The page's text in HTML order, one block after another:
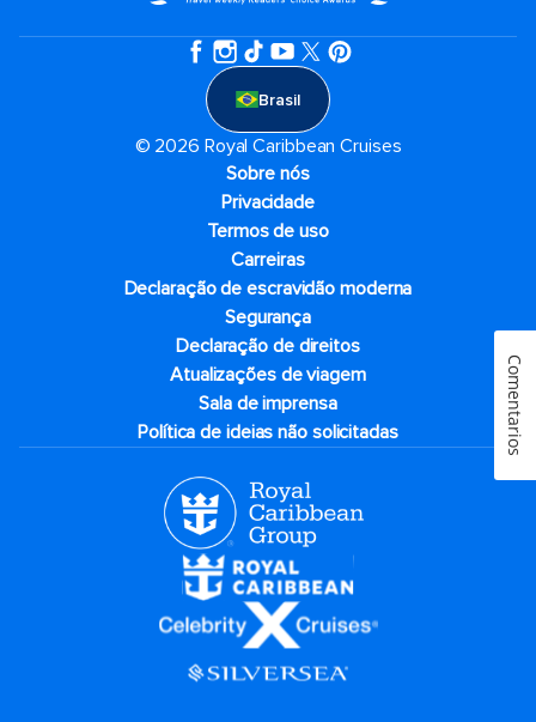
Brasil
© 2026 Royal Caribbean Cruises
Sobre nós
Privacidade
Termos de uso
Carreiras
Declaração de escravidão moderna
Segurança
Declaração de direitos
Atualizações de viagem
Sala de imprensa
Política de ideias não solicitadas
Comentarios